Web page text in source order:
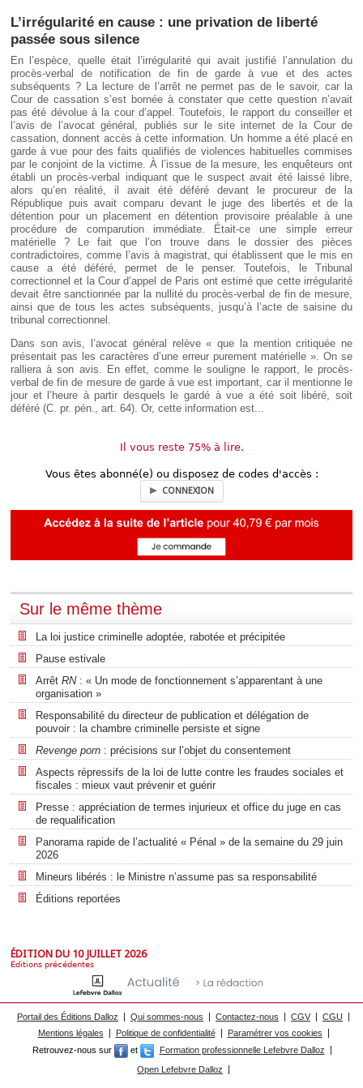
L’irrégularité en cause : une privation de liberté
passée sous silence
En l’espèce, quelle était l’irrégularité qui avait justifié l’annulation du
procès-verbal de notification de fin de garde à vue et des actes
subséquents ? La lecture de l’arrêt ne permet pas de le savoir, car la
Cour de cassation s’est bornée à constater que cette question n’avait
pas été dévolue à la cour d’appel. Toutefois, le rapport du conseiller et
l’avis de l’avocat général, publiés sur le site internet de la Cour de
cassation, donnent accès à cette information. Un homme a été placé en
garde à vue pour des faits qualifiés de violences habituelles commises
par le conjoint de la victime. À l’issue de la mesure, les enquêteurs ont
établi un procès-verbal indiquant que le suspect avait été laissé libre,
alors qu’en réalité, il avait été déféré devant le procureur de la
République puis avait comparu devant le juge des libertés et de la
détention pour un placement en détention provisoire préalable à une
procédure de comparution immédiate. Était-ce une simple erreur
matérielle ? Le fait que l’on trouve dans le dossier des pièces
contradictoires, comme l’avis à magistrat, qui établissent que le mis en
cause a été déféré, permet de le penser. Toutefois, le Tribunal
correctionnel et la Cour d’appel de Paris ont estimé que cette irrégularité
devait être sanctionnée par la nullité du procès-verbal de fin de mesure,
ainsi que de tous les actes subséquents, jusqu’à l’acte de saisine du
tribunal correctionnel.
Dans son avis, l’avocat général relève « que la mention critiquée ne
présentait pas les caractères d’une erreur purement matérielle ». On se
ralliera à son avis. En effet, comme le souligne le rapport, le procès-
verbal de fin de mesure de garde à vue est important, car il mentionne le
jour et l’heure à partir desquels le gardé à vue a été soit libéré, soit
déféré (C. pr. pén., art. 64). Or, cette information est...
Il vous reste 75% à lire.
Vous êtes abonné(e) ou disposez de codes d'accès :
CONNEXION
Sur le même thème
La loi justice criminelle adoptée, rabotée et précipitée
Pause estivale
Arrêt RN: « Un mode de fonctionnement s’apparentant à une
organisation »
Responsabilité du directeur de publication et délégation de
pouvoir : la chambre criminelle persiste et signe
Revenge porn : précisions sur l’objet du consentement
Aspects répressifs de la loi de lutte contre les fraudes sociales et
fiscales : mieux vaut prévenir et guérir
Presse : appréciation de termes injurieux et office du juge en cas
de requalification
Panorama rapide de l’actualité « Pénal » de la semaine du 29 juin
2026
Mineurs libérés : le Ministre n’assume pas sa responsabilité
Éditions reportées
ÉDITION DU 10 JUILLET 2026
Éditions précédentes
Portail des Éditions Dalloz Qui sommes-nous Contactez-nous CGV
CGU
Mentions légales
Politique de confidentialité
Paramétrer vos cookies
Retrouvez-nous sur
et
Formation professionnelle Lefebvre Dalloz
Open Lefebvre Dalloz